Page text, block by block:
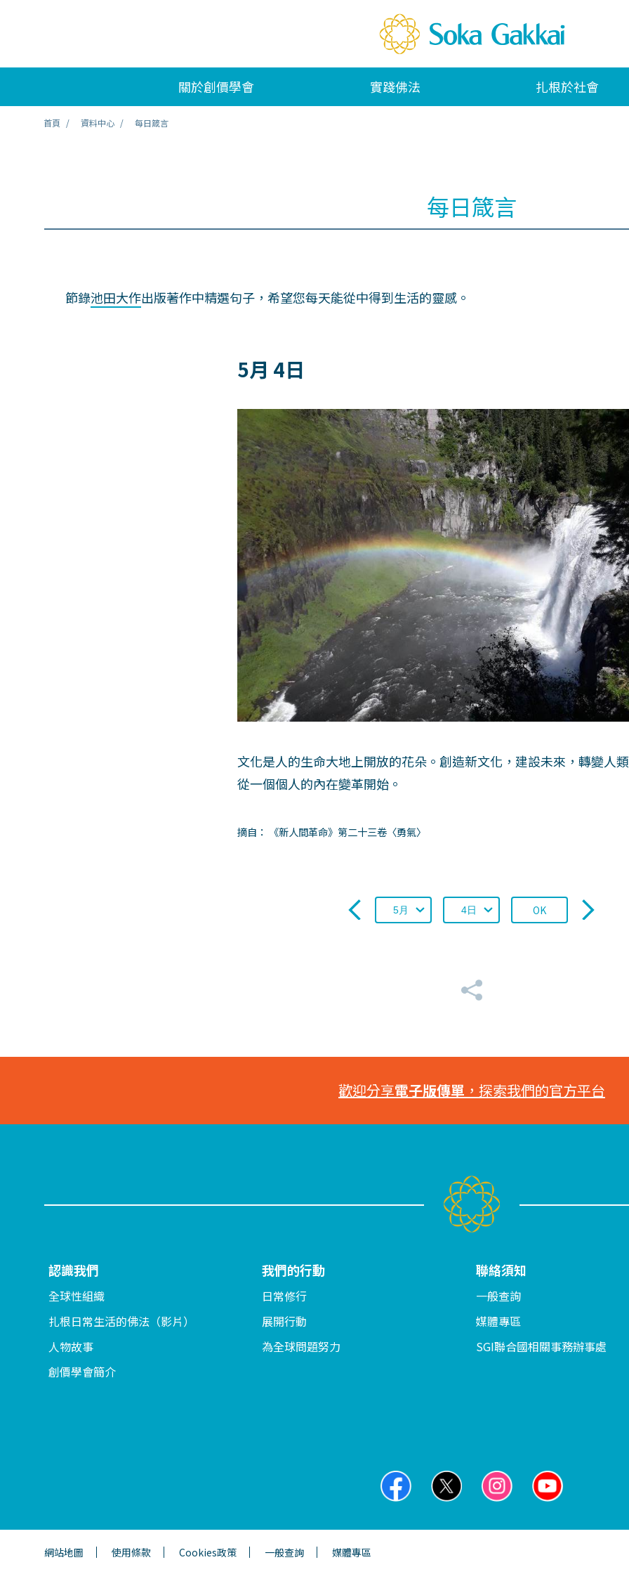
關於創價學會 實踐佛法 扎根於社會
首頁 資料中心 每日箴言
每日箴言
節錄池田大作出版著作中精選句子，希望您每天能從中得到生活的靈感。
5月 4日
文化是人的生命大地上開放的花朵。創造新文化，建設未來，轉變人
從一個個人的內在變革開始。
摘自： 《新人間革命》第二十三卷〈勇氣〉
OK
歡迎分享電子版傳單 ，探索我們的官方平台
認識我們
全球性組織
扎根日常生活的佛法（影片）
人物故事
創價學會簡介
我們的行動
日常修行
展開行動
為全球問題努力
聯絡須知
一般查詢
媒體專區
SGI聯合國相關事務辦事處
網站地圖 使用條款 Cookies政策 一般查詢 媒體專區